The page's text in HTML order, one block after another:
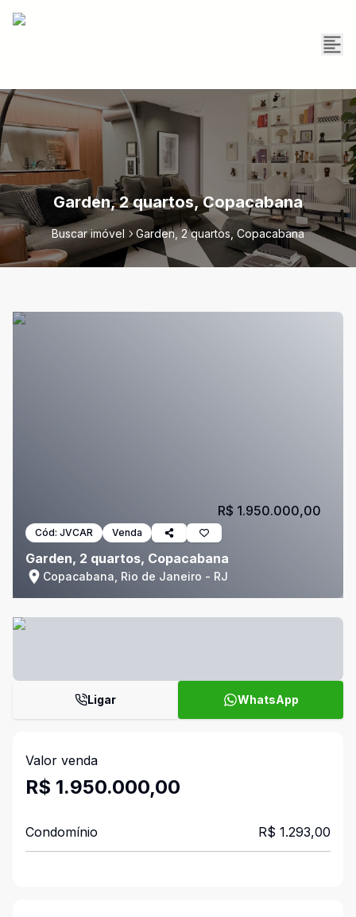
Garden, 2 quartos, Copacabana
Buscar imóvel Garden, 2 quartos, Copacabana
Cód: JVCAR Venda
Garden, 2 quartos, Copacabana
Copacabana, Rio de Janeiro - RJ
R$ 1.950.000,00
Ligar WhatsApp
Valor venda
R$ 1.950.000,00
Condomínio R$ 1.293,00